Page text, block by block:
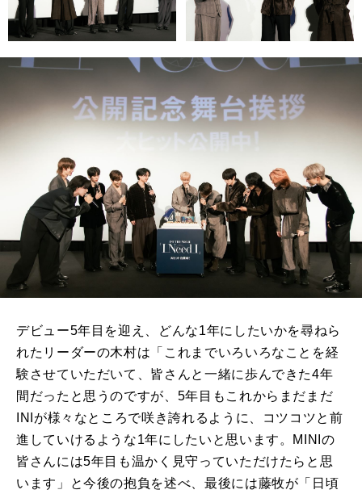
デビュー5年目を迎え、どんな1年にしたいかを尋ねら
れたリーダーの木村は「これまでいろいろなことを経
験させていただいて、皆さんと一緒に歩んできた4年
間だったと思うのですが、5年目もこれからまだまだ
INIが様々なところで咲き誇れるように、コツコツと前
進していけるような1年にしたいと思います。MINIの
皆さんには5年目も温かく見守っていただけたらと思
います」と今後の抱負を述べ、最後には藤牧が「日頃